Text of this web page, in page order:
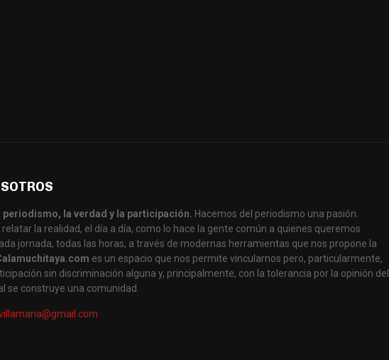
periodismo, la verdad y la participación. Hacemos del periodismo una pasión.
la realidad, el día a día, como lo hace la gente común a quienes queremos
jornada, todas las horas, a través de modernas herramientas que nos propone la
es un espacio que nos permite vincularnos pero, particularmente,
sin discriminación alguna y, principalmente, con la tolerancia por la opinión del
se construye una comunidad.